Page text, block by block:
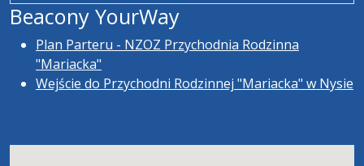
Beacony YourWay
Plan Parteru - NZOZ Przychodnia Rodzinna
"Mariacka"
Wejście do Przychodni Rodzinnej "Mariacka" w Nysie